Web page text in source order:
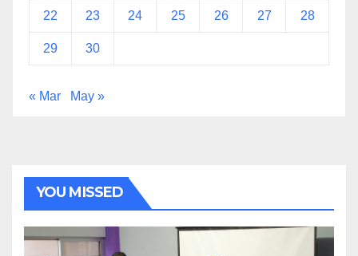
22 23 24 25 26 27 28
29 30
« Mar May »
YOU MISSED